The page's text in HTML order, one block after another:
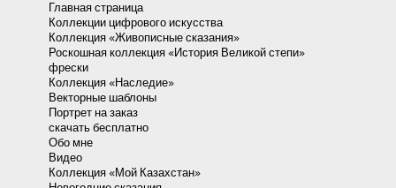
Главная страница
Коллекции цифрового искусства
Коллекция «Живописные сказания»
Роскошная коллекция «История Великой степи»
фрески
Коллекция «Наследие»
Векторные шаблоны
Портрет на заказ
скачать бесплатно
Обо мне
Видео
Коллекция «Мой Казахстан»